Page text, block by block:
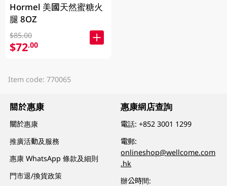
Hormel 美國天然蜜糖火
腿 8OZ
$85.00
$72.00
Item code: 770065
關於惠康
關於惠康
推廣活動及服務
惠康 WhatsApp 條款及細則
門市退/換貨政策
惠康網店查詢
電話:+852 3001 1299
電郵:
onlineshop@wellcome.com
.hk
辦公時間: